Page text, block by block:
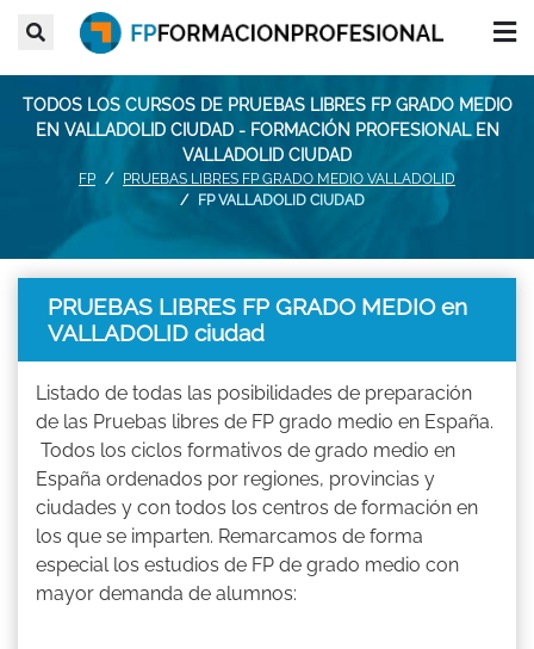
TODOS LOS CURSOS DE PRUEBAS LIBRES FP GRADO MEDIO
EN VALLADOLID CIUDAD - FORMACIÓN PROFESIONAL EN
VALLADOLID CIUDAD
FP
PRUEBAS LIBRES FP GRADO MEDIO VALLADOLID
FP VALLADOLID CIUDAD
PRUEBAS LIBRES FP GRADO MEDIO en
VALLADOLID ciudad
Listado de todas las posibilidades de preparación
de las Pruebas libres de FP grado medio en España.
Todos los ciclos formativos de grado medio en
España ordenados por regiones, provincias y
ciudades y con todos los centros de formación en
los que se imparten. Remarcamos de forma
especial los estudios de FP de grado medio con
mayor demanda de alumnos: